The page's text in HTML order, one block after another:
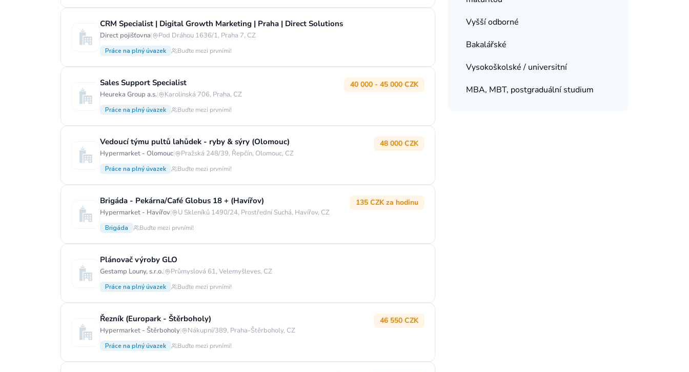
CRM Specialist | Digital Growth Marketing | Praha | Direct Solutions
Direct pojišťovna| Pod Dráhou 1636/1, Praha 7, CZ
Práce na plný úvazek Buďte mezi prvními!
Sales Support Specialist
Heureka Group a.s.| Karolinská 706, Praha, CZ
40 000 - 45 000 CZK
Práce na plný úvazek Buďte mezi prvními!
Vedoucí týmu pultů lahůdek - ryby & sýry (Olomouc)
Hypermarket - Olomouc| Pražská 248/39, Řepčín, Olomouc, CZ
48 000 CZK
Práce na plný úvazek Buďte mezi prvními!
Brigáda - Pekárna/Café Globus 18 + (Havířov)
Hypermarket - Havířov| U Skleníků 1490/24, Prostřední Suchá, Havířov, CZ
135 CZK za hodinu
Brigáda Buďte mezi prvními!
Plánovač výroby GLO
Gestamp Louny, s.r.o.| Průmyslová 61, Velemyšleves, CZ
Práce na plný úvazek Buďte mezi prvními!
Řezník (Europark - Štěrboholy)
Hypermarket - Štěrboholy| Nákupní/389, Praha-Štěrboholy, CZ
46 550 CZK
Práce na plný úvazek Buďte mezi prvními!
Vyšší odborné
Bakalářské
Vysokoškolské / universitní
MBA, MBT, postgraduální studium